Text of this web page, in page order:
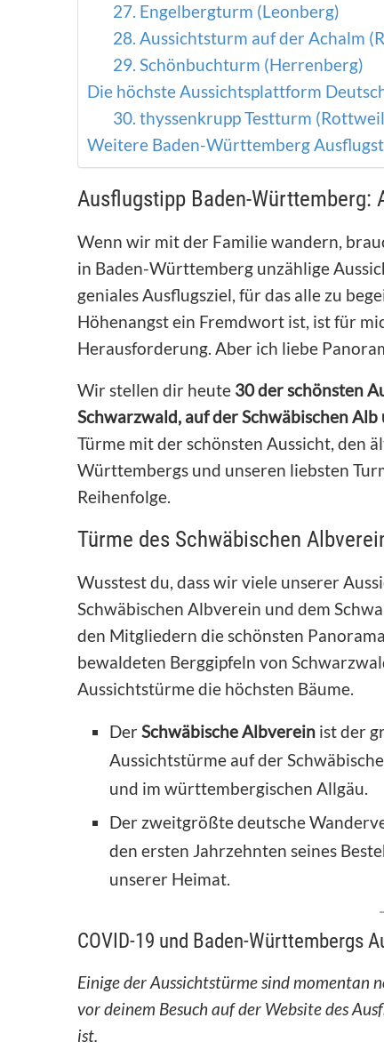
27. Engelbergturm (Leonberg)
28. Aussichtsturm auf der Achalm
29. Schönbuchturm (Herrenberg)
Die höchste Aussichtsplattform
30. thyssenkrupp Testturm
Weitere Baden-Württemberg
Ausflugstipp Baden-Württemberg:
Wenn wir mit der Familie wandern,
in Baden-Württemberg unzählige
geniales Ausflugsziel, für das alle zu
Höhenangst ein Fremdwort ist, ist für
Herausforderung. Aber ich liebe
Wir stellen dir heute 30 der schönsten
Schwarzwald, auf der Schwäbischen
Türme mit der schönsten Aussicht, den
Württembergs und unseren liebsten
Reihenfolge.
Türme des Schwäbischen
Wusstest du, dass wir viele unserer
Schwäbischen Albverein und dem
den Mitgliedern die schönsten
bewaldeten Berggipfeln von
Aussichtstürme die höchsten Bäume.
DerSchwäbische Albverein ist der
Aussichtstürme auf der
und im württembergischen Allgäu.
Der zweitgrößte deutsche
den ersten Jahrzehnten seines
unserer Heimat.
COVID-19 und Baden-Württembergs
Einige der Aussichtstürme sind momentan
vor deinem Besuch auf der Website des
ist.